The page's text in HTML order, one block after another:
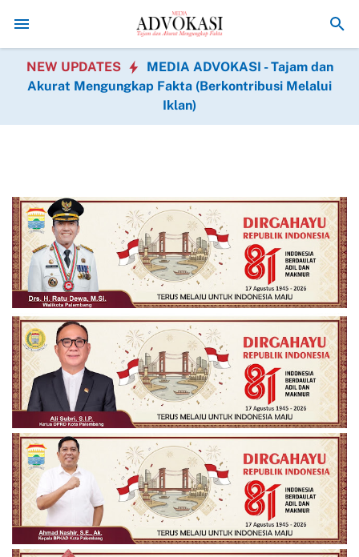
Ribuan Penambang Bergerak! Pembelian Timah Terhenti,
NEW UPDATES
MEDIA ADVOKASI - Tajam dan
Akurat Mengungkap Fakta (Berkontribusi Melalui
Iklan)